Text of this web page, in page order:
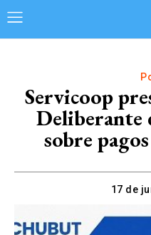
Servicoop
Deliberante
sobre
17 de